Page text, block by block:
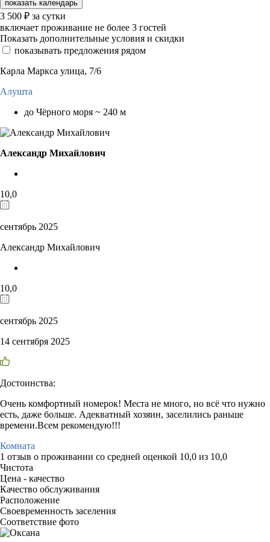
показать календарь
3 500 ₽ за сутки
включает проживание не более 3 гостей
Показать дополнительные условия и скидки
показывать предложения рядом
Карла Маркса улица, 7/6
Алушта
до Чёрного моря ~ 240 м
Александр Михайлович
10,0
сентябрь 2025
Александр Михайлович
10,0
сентябрь 2025
14 сентября 2025
Достоинства:
Очень комфортный номерок! Места не много, но всё что нужно
есть, даже больше. Адекватный хозяин, заселились раньше
времени.Всем рекомендую!!!
Комната
1 отзыв о проживании со средней оценкой 10,0 из 10,0
Чистота
Цена - качество
Качество обслуживания
Расположение
Своевременность заселения
Соответствие фото